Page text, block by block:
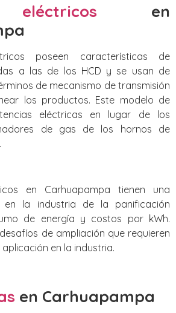
en
poseen características de
a las de los HCD y se usan de
de mecanismo de transmisión
los productos. Este modelo de
eléctricas en lugar de los
de gas de los hornos de
en Carhuapampa tienen una
en la industria de la panificación
de energía y costos por kWh.
de ampliación que requieren
en la industria.
en Carhuapampa